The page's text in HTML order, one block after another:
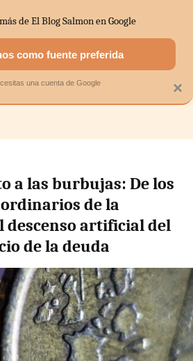
DOMÉSTICA MERCADOS
a las burbujas: De los
de la
artificial del
de la deuda
×
de El Blog Salmon en Google
como fuente preferida
una cuenta de Google